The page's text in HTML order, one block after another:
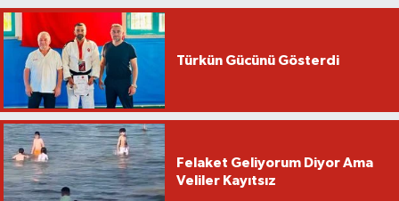
Türkün Gücünü Gösterdi
Felaket Geliyorum Diyor Ama
Veliler Kayıtsız